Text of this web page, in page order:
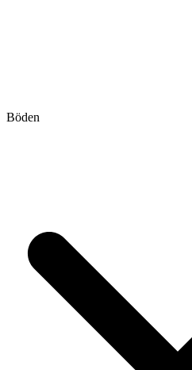
Böden